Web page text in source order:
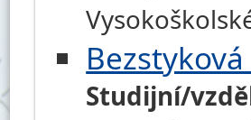
Studijní/